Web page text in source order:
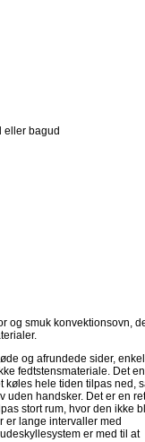
eller bagud
og smuk konvektionsovn,
og afrundede sider, enkel
fedtstensmateriale. Det
køles hele tiden tilpas ned,
handsker. Det er en
stort rum, hvor den ikke
er lange intervaller med
er med til at